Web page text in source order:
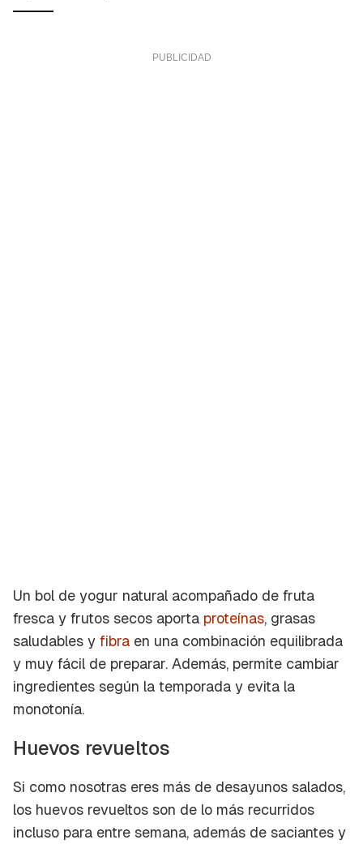
Un bol de yogur natural acompañado de fruta
fresca y frutos secos aporta proteínas, grasas
saludables y fibra en una combinación equilibrada
y muy fácil de preparar. Además, permite cambiar
ingredientes según la temporada y evita la
monotonía.
Huevos revueltos
Si como nosotras eres más de desayunos salados,
los huevos revueltos son de lo más recurridos
incluso para entre semana, además de saciantes y